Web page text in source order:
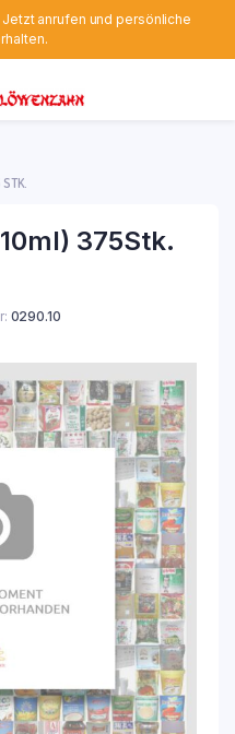
anrufen und persönliche
375Stk.
0290.10